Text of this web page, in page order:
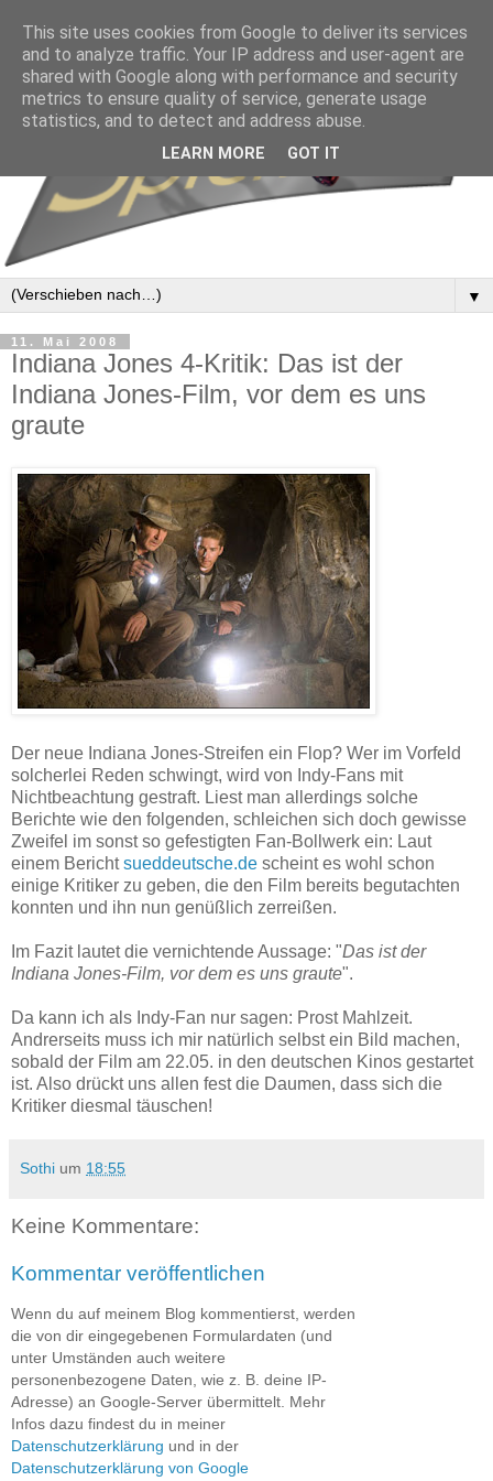
▼
11. Mai 2008
Indiana Jones 4-Kritik: Das ist der
Indiana Jones-Film, vor dem es uns
graute
Der neue Indiana Jones-Streifen ein Flop? Wer im Vorfeld
solcherlei Reden schwingt, wird von Indy-Fans mit
Nichtbeachtung gestraft. Liest man allerdings solche
Berichte wie den folgenden, schleichen sich doch gewisse
Zweifel im sonst so gefestigten Fan-Bollwerk ein: Laut
einem Berichtsueddeutsche.de scheint es wohl schon
einige Kritiker zu geben, die den Film bereits begutachten
konnten und ihn nun genüßlich zerreißen.
Im Fazit lautet die vernichtende Aussage: "Das ist der
Indiana Jones-Film, vor dem es uns graute".
Da kann ich als Indy-Fan nur sagen: Prost Mahlzeit.
Andrerseits muss ich mir natürlich selbst ein Bild machen,
sobald der Film am 22.05. in den deutschen Kinos gestartet
ist. Also drückt uns allen fest die Daumen, dass sich die
Kritiker diesmal täuschen!
Sothi um 18:55
Keine Kommentare:
Kommentar veröffentlichen
Wenn du auf meinem Blog kommentierst, werden
die von dir eingegebenen Formulardaten (und
unter Umständen auch weitere
personenbezogene Daten, wie z. B. deine IP-
Adresse) an Google-Server übermittelt. Mehr
Infos dazu findest du in meiner
Datenschutzerklärung und in der
Datenschutzerklärung von Google
This site uses cookies from Google to deliver its services
and to analyze traffic. Your IP address and user-agent are
shared with Google along with performance and security
metrics to ensure quality of service, generate usage
statistics, and to detect and address abuse.
LEARN MORE GOT IT